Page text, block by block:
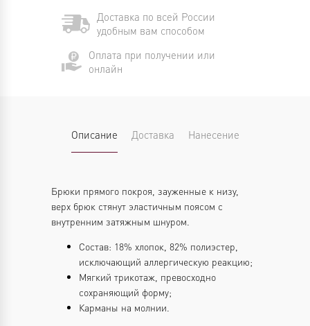
Доставка по всей России
удобным вам способом
Оплата при получении или
онлайн
Описание Доставка Нанесение
Брюки прямого покроя, зауженные к низу,
верх брюк стянут эластичным поясом с
внутренним затяжным шнуром.
Состав: 18% хлопок, 82% полиэстер,
исключающий аллергическую реакцию;
Мягкий трикотаж, превосходно
сохраняющий форму;
Карманы на молнии.